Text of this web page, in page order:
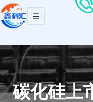
碳化硅上